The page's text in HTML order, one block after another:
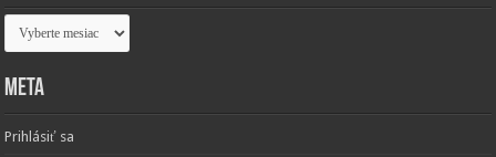
Archív
Meta
Prihlásiť sa